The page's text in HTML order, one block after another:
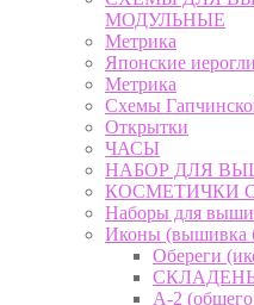
МОДУЛЬНЫЕ
Метрика
Японские
Метрика
Схемы
Открытки
ЧАСЫ
НАБОР ДЛЯ
КОСМЕТИЧКИ
Наборы для
Иконы (вышивка
Обереги
А-2 (общего